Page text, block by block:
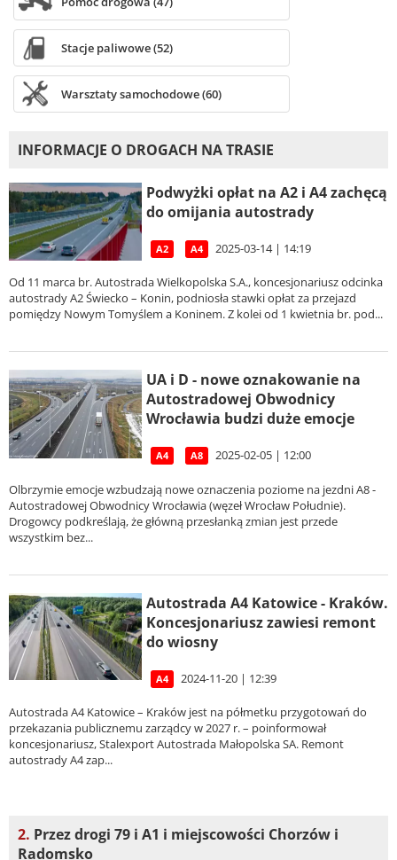
Stacje paliwowe (52)
Warsztaty samochodowe (60)
INFORMACJE O DROGACH NA TRASIE
Podwyżki opłat na A2 i A4 zachęcą
do omijania autostrady
A2 A4 2025-03-14 | 14:19
Od 11 marca br. Autostrada Wielkopolska S.A., koncesjonariusz odcinka
autostrady A2 Świecko – Konin, podniosła stawki opłat za przejazd
pomiędzy Nowym Tomyślem a Koninem. Z kolei od 1 kwietnia br. pod...
UA i D - nowe oznakowanie na
Autostradowej Obwodnicy
Wrocławia budzi duże emocje
A4 A8 2025-02-05 | 12:00
Olbrzymie emocje wzbudzają nowe oznaczenia poziome na jezdni A8 -
Autostradowej Obwodnicy Wrocławia (węzeł Wrocław Południe).
Drogowcy podkreślają, że główną przesłanką zmian jest przede
wszystkim bez...
Autostrada A4 Katowice - Kraków.
Koncesjonariusz zawiesi remont
do wiosny
A4 2024-11-20 | 12:39
Autostrada A4 Katowice – Kraków jest na półmetku przygotowań do
przekazania publicznemu zarządcy w 2027 r. – poinformował
koncesjonariusz, Stalexport Autostrada Małopolska SA. Remont
autostrady A4 zap...
2. Przez drogi 79 i A1 i miejscowości Chorzów i
Radomsko